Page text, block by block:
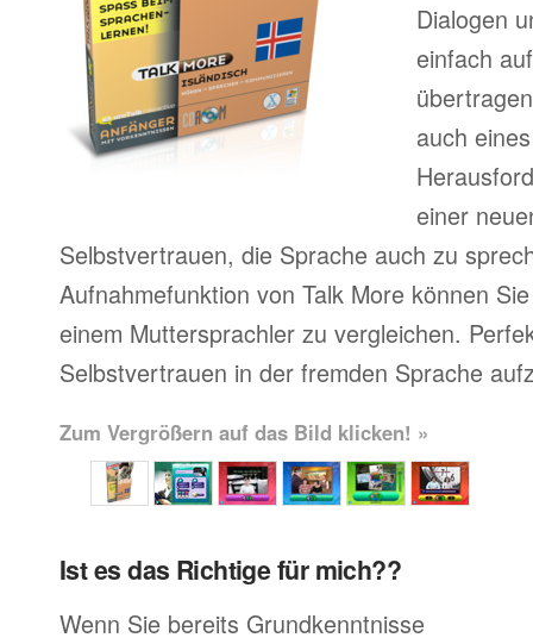
Dialogen
einfach
auch
einer
Selbstvertrauen, die Sprache auch zu
Aufnahmefunktion von Talk More können
einem Muttersprachler zu vergleichen.
Selbstvertrauen in der fremden Sprache
Zum Vergrößern auf das Bild klicken! »
Ist es das Richtige für mich??
Wenn Sie bereits Grundkenntnisse